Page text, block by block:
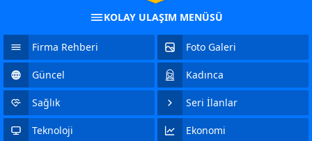
KOLAY ULAŞIM MENÜSÜ
Firma Rehberi Foto Galeri
Güncel Kadınca
Sağlık Seri İlanlar
Teknoloji Ekonomi